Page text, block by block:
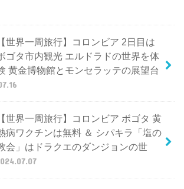
【世界一周旅行】コロンビア 2日目は
ゴタ市内観光 エルドラドの世界を体
黄金博物館とモンセラッテの展望台
【世界一周旅行】コロンビア ボゴタ 黄
病ワクチンは無料 ＆ シパキラ「塩の
会」はドラクエのダンジョンの世